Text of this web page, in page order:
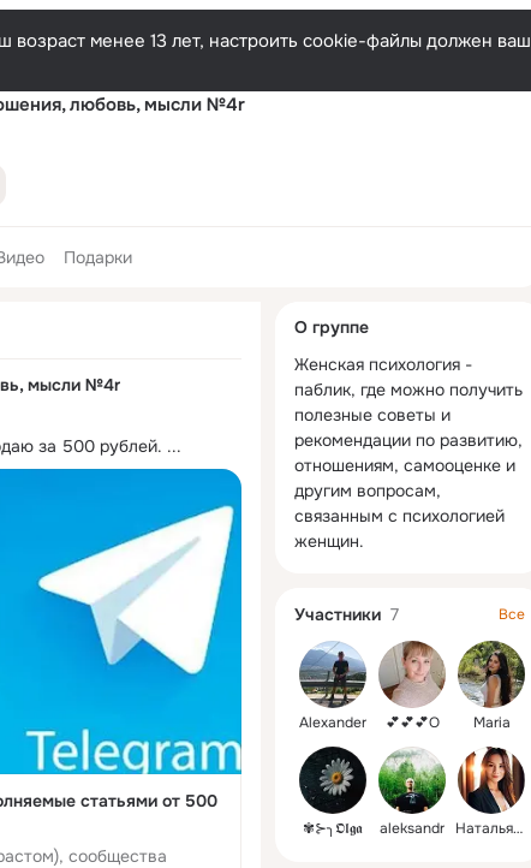
менее 13 лет, настроить cookie-файлы должен ваш
любовь, мысли №4r
Подарки
мысли №4r
за 500 рублей. ...
статьями от 500
сообщества
колонка
О группе
Женская психология -
паблик, где можно получить
полезные советы и
рекомендации по развитию,
отношениям, самооценке и
другим вопросам,
связанным с психологией
женщин.
Участники 7 Все
Alexander 💕💕💕О Maria
✾⊱╮𝕺𝖑𝖌𝖆 aleksandr Наталья🇷🇺